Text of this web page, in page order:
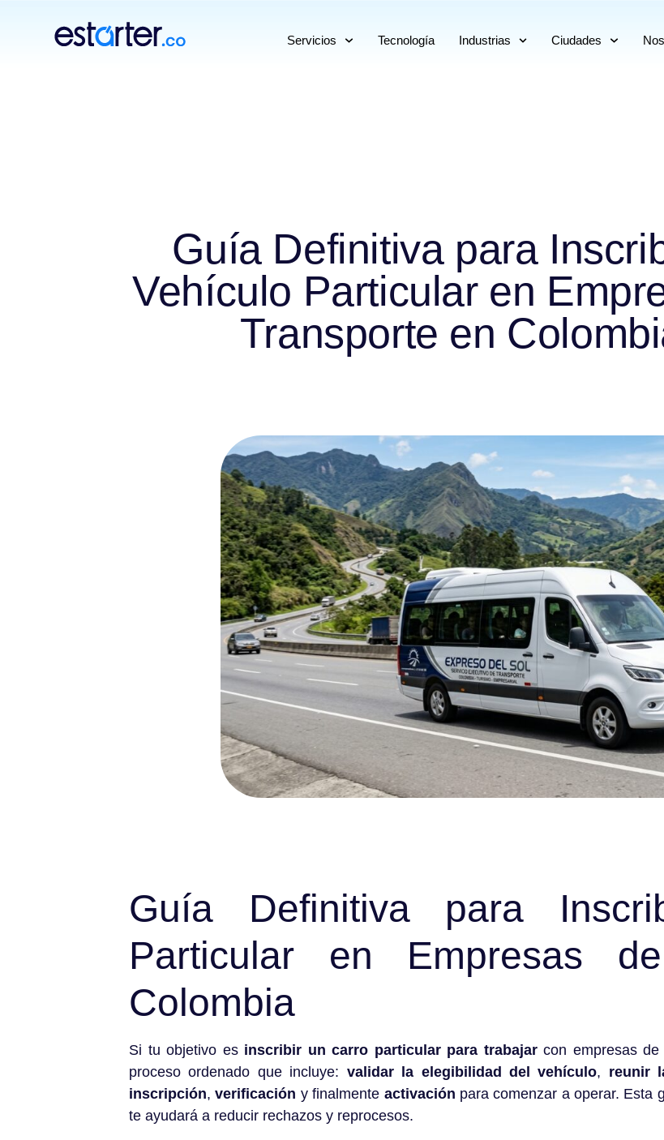
Servicios Tecnología Industrias Ciudades
Guía Definitiva para
Vehículo Particular en
Transporte en
Guía Definitiva para
Particular en Empresas
Colombia
Si tu objetivo es inscribir un carro particular para trabajarcon empresas de
proceso ordenado que incluye: validar la elegibilidad del vehículo, reunir
inscripción,verificación y finalmente activación para comenzar a operar. Esta
te ayudará a reducir rechazos y reprocesos.